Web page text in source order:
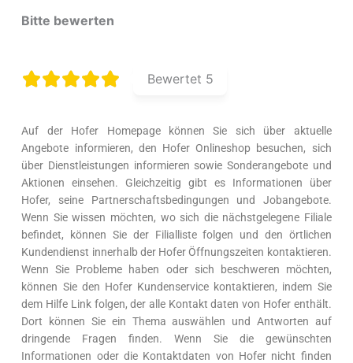
Bitte bewerten
Bewertet 5
Auf der Hofer Homepage können Sie sich über aktuelle
Angebote informieren, den Hofer Onlineshop besuchen, sich
über Dienstleistungen informieren sowie Sonderangebote und
Aktionen einsehen. Gleichzeitig gibt es Informationen über
Hofer, seine Partnerschaftsbedingungen und Jobangebote.
Wenn Sie wissen möchten, wo sich die nächstgelegene Filiale
befindet, können Sie der Filialliste folgen und den örtlichen
Kundendienst innerhalb der Hofer Öffnungszeiten kontaktieren.
Wenn Sie Probleme haben oder sich beschweren möchten,
können Sie den Hofer Kundenservice kontaktieren, indem Sie
dem Hilfe Link folgen, der alle Kontakt daten von Hofer enthält.
Dort können Sie ein Thema auswählen und Antworten auf
dringende Fragen finden. Wenn Sie die gewünschten
Informationen oder die Kontaktdaten von Hofer nicht finden